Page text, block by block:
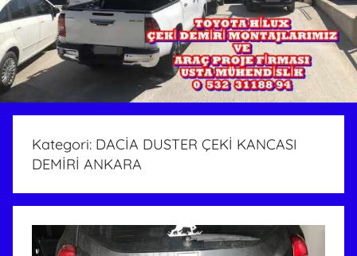
Kategori: DACİA DUSTER ÇEKİ KANCASI
DEMİRİ ANKARA